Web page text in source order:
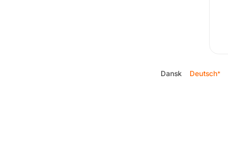
Dansk Deutsch*